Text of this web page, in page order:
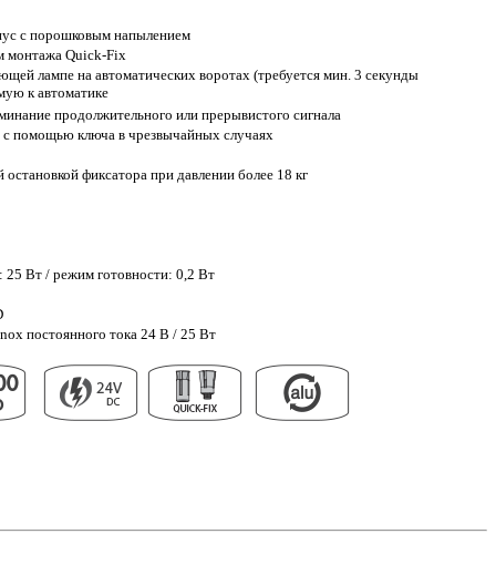
с порошковым напылением
монтажа Quick-Fix
лампе на автоматических воротах (требуется мин. 3 секунды
к автоматике
продолжительного или прерывистого сигнала
помощью ключа в чрезвычайных случаях
фиксатора при давлении более 18 кг
25 Вт / режим готовности: 0,2 Вт
постоянного тока 24 В / 25 Вт